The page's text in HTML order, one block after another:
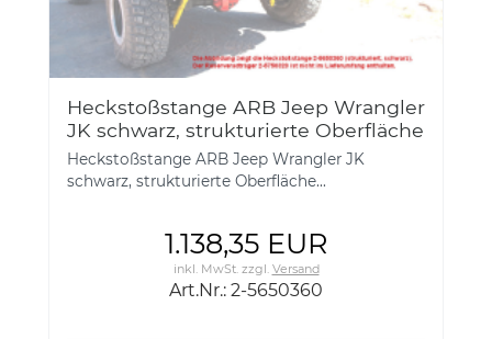
Heckstoßstange ARB Jeep Wrangler
JK schwarz, strukturierte Oberfläche
2-5650360
Heckstoßstange ARB Jeep Wrangler JK
schwarz, strukturierte Oberfläche...
1.138,35 EUR
inkl. MwSt. zzgl. Versand
Art.Nr.: 2-5650360